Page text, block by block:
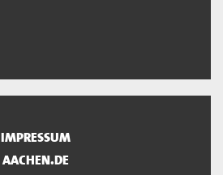
IMPRESSUM
AACHEN.DE